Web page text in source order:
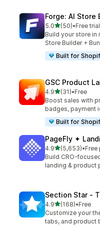
Forge: AI Store
5.0เต็ม 5 ดาว
(50)
ทั้งหมด 50 รีวิว
•Free
Build your store in
Store Builder +
Built for
GSC Product
4.9เต็ม 5 ดาว
(31)
ทั้งหมด 31 รีวิว
•Free
Boost sales with
badges, payment
Built for
PageFly ✦
4.9เต็ม 5 ดาว
(5,653)
ทั้งหมด 5653 รีวิว
•Free
Build CRO-
landing & product
Section Star ‑
4.9เต็ม 5 ดาว
(168)
ทั้งหมด 168 รีวิว
•Free
Customize your
tabs, and product